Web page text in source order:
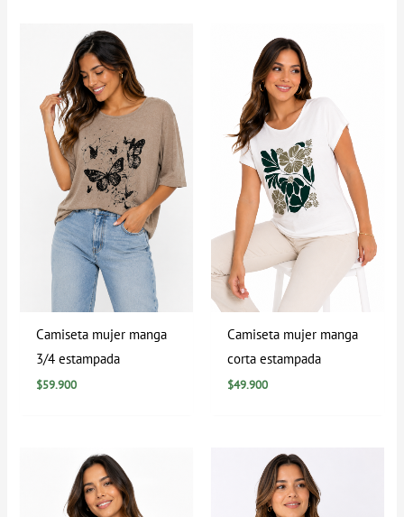
Camiseta mujer manga
3/4 estampada
$59.900
Camiseta mujer manga
corta estampada
$49.900